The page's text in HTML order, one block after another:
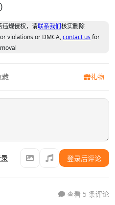
违规侵权，请联系我们核实删除
violations or DMCA,contact usfor
藏 礼物
登录后评论
查看 5 条评论